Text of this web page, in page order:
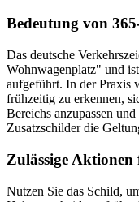
Bedeutung von
Das deutsche
Wohnwagenplatz" und
aufgeführt. In der Praxis
frühzeitig zu erkennen,
Bereichs anzupassen
Zusatzschilder die
Zulässige Aktionen
Nutzen Sie das Schild,